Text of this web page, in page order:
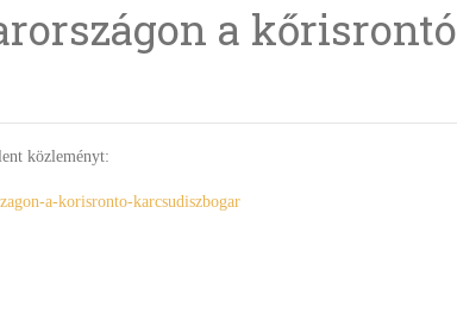
a kőrisrontó
közleményt:
a-korisronto-karcsudiszbogar